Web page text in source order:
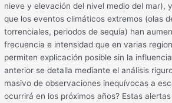
nieve y elevación del nivel medio del mar),
que los eventos climáticos extremos (olas
torrenciales, periodos de sequía) han
frecuencia e intensidad que en varias
permiten explicación posible sin la
anterior se detalla mediante el análisis
masivo de observaciones inequívocas a
ocurrirá en los próximos años? Estas